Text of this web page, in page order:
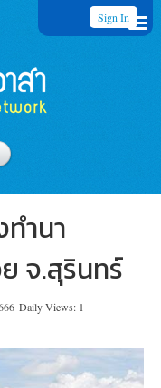
Sign In
ำนา
จ.สุรินทร์
Daily Views: 1